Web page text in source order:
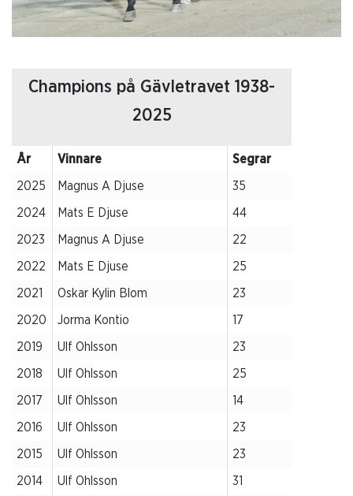
Champions på Gävletravet 1938-
2025
År Vinnare Segrar
2025 Magnus A Djuse 35
2024 Mats E Djuse 44
2023 Magnus A Djuse 22
2022 Mats E Djuse 25
2021 Oskar Kylin Blom 23
2020 Jorma Kontio 17
2019 Ulf Ohlsson 23
2018 Ulf Ohlsson 25
2017 Ulf Ohlsson 14
2016 Ulf Ohlsson 23
2015 Ulf Ohlsson 23
2014 Ulf Ohlsson 31